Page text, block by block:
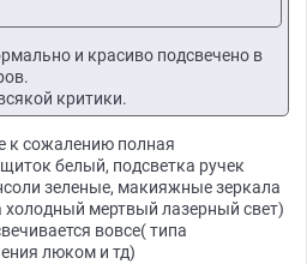
и красиво подсвечено в
критики.
к сожалению полная
белый, подсветка ручек
зеленые, макияжные зеркала
мертвый лазерный свет)
вовсе( типа
люком и тд)